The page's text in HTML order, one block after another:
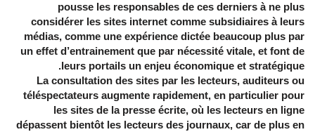
pousse les responsables de ces derniers à ne plus
considérer les sites internet comme subsidiaires à leurs
médias, comme une expérience dictée beaucoup plus par
un effet d’entrainement que par nécessité vitale, et font de
leurs portails un enjeu économique et stratégique.
La consultation des sites par les lecteurs, auditeurs ou
téléspectateurs augmente rapidement, en particulier pour
les sites de la presse écrite, où les lecteurs en ligne
dépassent bientôt les lecteurs des journaux, car de plus en